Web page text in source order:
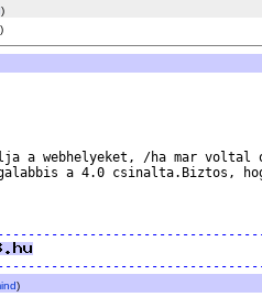
)
)
a webhelyeket, /ha mar
a 4.0 csinalta.Biztos,
)